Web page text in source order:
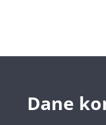
Dane